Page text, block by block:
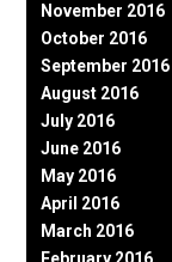
November 2016
October 2016
September 2016
August 2016
July 2016
June 2016
May 2016
April 2016
March 2016